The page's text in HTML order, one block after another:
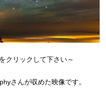
クリックして下さい～
さんが収めた映像です。